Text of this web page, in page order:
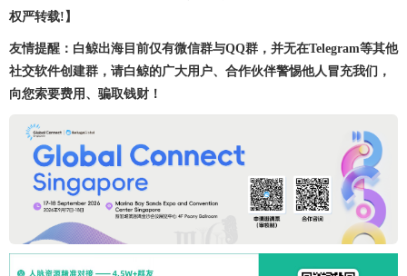
权严转载!】
友情提醒：白鲸出海目前仅有微信群与QQ群，并无在Telegram等其他
社交软件创建群，请白鲸的广大用户、合作伙伴警惕他人冒充我们，
向您索要费用、骗取钱财！